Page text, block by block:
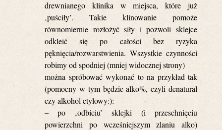
drewnianego klinika w miejsca, które już
‚puściły’. Takie klinowanie pomoże
równomiernie rozłożyć siły i pozwoli sklejce
odkleić się po całości bez ryzyka
pęknięcia/rozwarstwienia. Wszystkie czynności
robimy od spodniej (mniej widocznej strony)
można spróbować wykonać to na przykład tak
(pomocny w tym będzie alko%, czyli denatural
czy alkohol etylowy:):
–po ‚odbiciu’ sklejki (i przeschnięciu
powierzchni po wcześniejszym zlaniu alko)